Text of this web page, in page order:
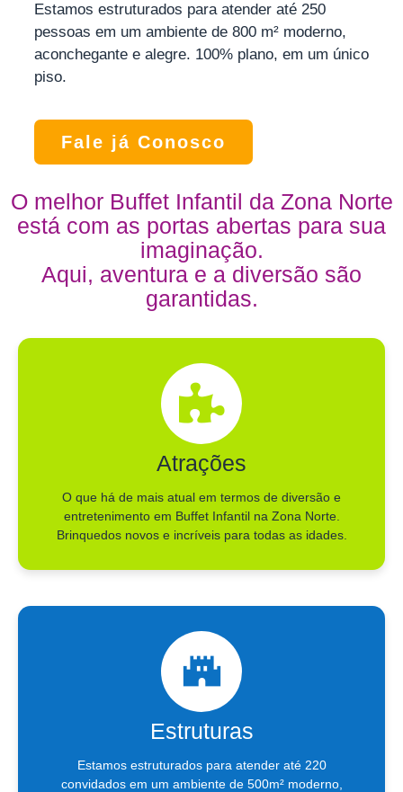
Estamos estruturados para atender até 250
pessoas em um ambiente de 800 m² moderno,
aconchegante e alegre. 100% plano, em um único
piso.
Fale já Conosco
O melhor Buffet Infantil da Zona Norte
está com as portas abertas para sua
imaginação.
Aqui, aventura e a diversão são
garantidas.
Atrações
O que há de mais atual em termos de diversão e
entretenimento em Buffet Infantil na Zona Norte.
Brinquedos novos e incríveis para todas as idades.
Estruturas
Estamos estruturados para atender até 220
convidados em um ambiente de 500m² moderno,